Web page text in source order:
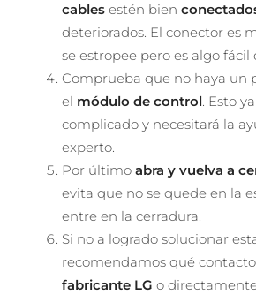
cables estén bien
deteriorados. El conector es
se estropee pero es algo fácil
Comprueba que no haya un
el módulo de control. Esto
complicado y necesitará la
experto.
Por último abra y vuelva a
evita que no se quede en la
entre en la cerradura.
Si no a logrado solucionar
recomendamos qué
fabricante LG o